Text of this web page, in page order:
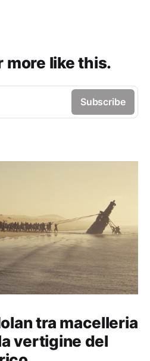
more like this.
Subscribe
tra macelleria
vertigine del